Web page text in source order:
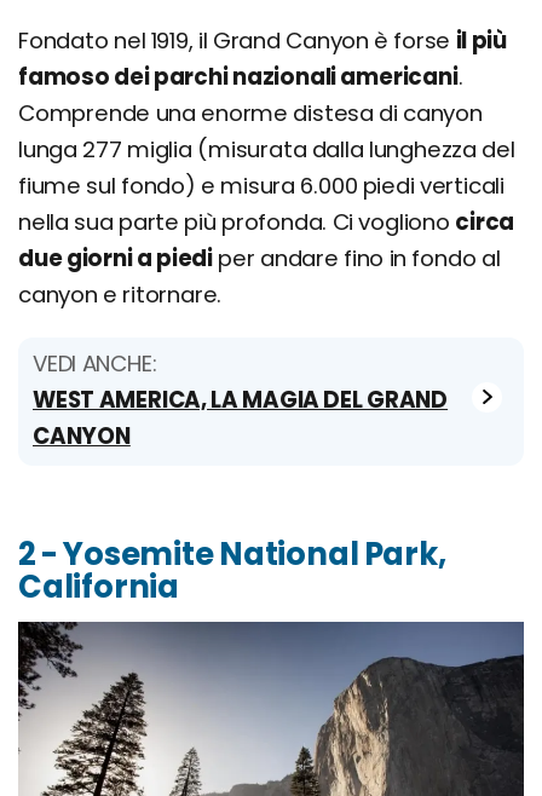
Fondato nel 1919, il Grand Canyon è forse il più
famoso dei parchi nazionali americani.
Comprende una enorme distesa di canyon
lunga 277 miglia (misurata dalla lunghezza del
fiume sul fondo) e misura 6.000 piedi verticali
nella sua parte più profonda. Ci vogliono circa
due giorni a piediper andare fino in fondo al
canyon e ritornare.
VEDI ANCHE:
WEST AMERICA, LA MAGIA DEL GRAND
CANYON
2 - Yosemite National Park,
California